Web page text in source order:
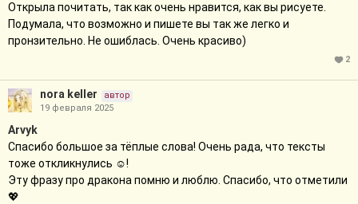
Открыла почитать, так как очень нравится, как вы рисуете.
Подумала, что возможно и пишете вы так же легко и
пронзительно. Не ошиблась. Очень красиво)
2
nora keller
автор
19 февраля 2025
Arvyk
Спасибо большое за тёплые слова! Очень рада, что тексты
тоже откликнулись ☺️!
Эту фразу про дракона помню и люблю. Спасибо, что отметили
💖